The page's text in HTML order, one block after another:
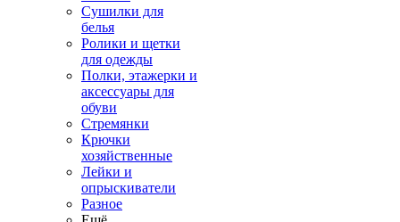
Сушилки для
белья
Ролики и щетки
для одежды
Полки, этажерки и
аксессуары для
обуви
Стремянки
Крючки
хозяйственные
Лейки и
опрыскиватели
Разное